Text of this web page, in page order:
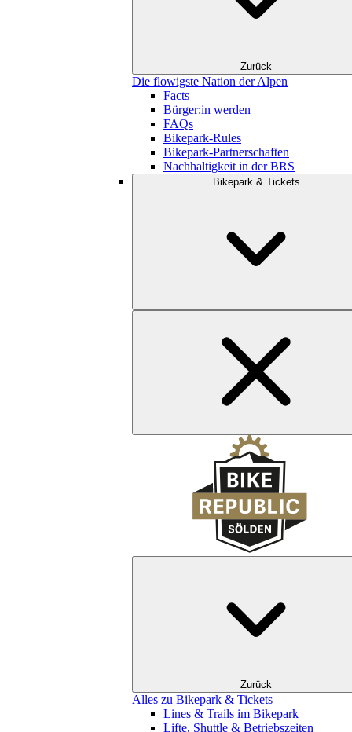
Zurück
Die flowigste Nation der Alpen
Facts
Bürger:in werden
FAQs
Bikepark-Rules
Bikepark-Partnerschaften
Nachhaltigkeit in der BRS
Bikepark & Tickets
Zurück
Alles zu Bikepark & Tickets
Lines & Trails im Bikepark
Lifte, Shuttle & Betriebszeiten